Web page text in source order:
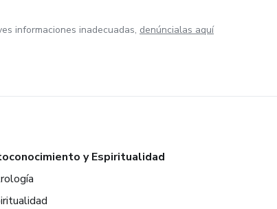
informaciones inadecuadas, denúncialas aquí
y Espiritualidad